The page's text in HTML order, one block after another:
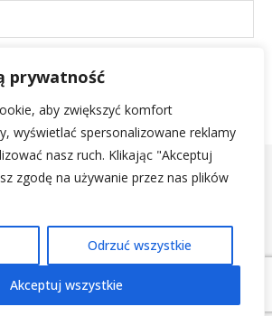
prywatność
aby zwiększyć komfort
wyświetlać spersonalizowane reklamy
nasz ruch. Klikając "Akceptuj
zgodę na używanie przez nas plików
Odrzuć wszystkie
Akceptuj wszystkie
REGULAMIN SKLEPU| 2019 - All Right
and Developed byPenciDesign